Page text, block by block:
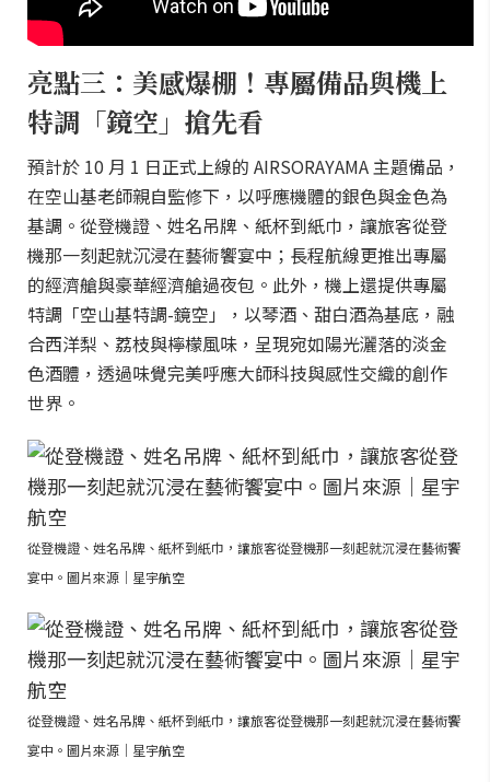
亮點三：美感爆棚！專屬備品與機上
特調「鏡空」搶先看
預計於 10 月 1 日正式上線的 AIRSORAYAMA 主題備品，
在空山基老師親自監修下，以呼應機體的銀色與金色為
基調。從登機證、姓名吊牌、紙杯到紙巾，讓旅客從登
機那一刻起就沉浸在藝術饗宴中；長程航線更推出專屬
的經濟艙與豪華經濟艙過夜包。此外，機上還提供專屬
特調「空山基特調-鏡空」，以琴酒、甜白酒為基底，融
合西洋梨、荔枝與檸檬風味，呈現宛如陽光灑落的淡金
色酒體，透過味覺完美呼應大師科技與感性交織的創作
世界。
從登機證、姓名吊牌、紙杯到紙巾，讓旅客從登機那一刻起就沉浸在藝術饗
宴中。圖片來源｜星宇航空
從登機證、姓名吊牌、紙杯到紙巾，讓旅客從登機那一刻起就沉浸在藝術饗
宴中。圖片來源｜星宇航空